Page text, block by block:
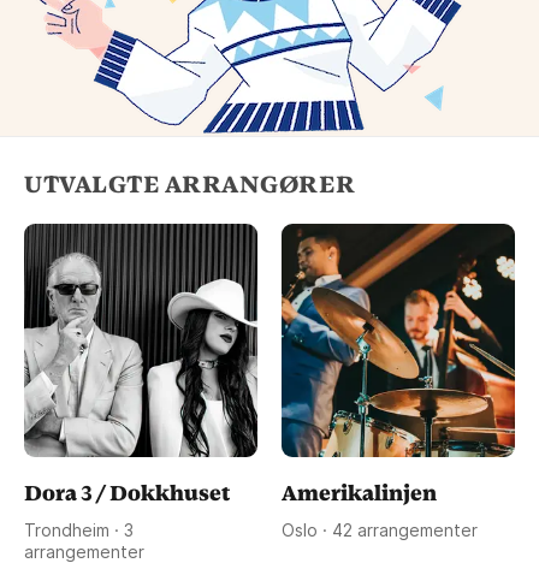
UTVALGTE ARRANGØRER
Dora 3 / Dokkhuset
Trondheim · 3
arrangementer
Amerikalinjen
Oslo · 42 arrangementer